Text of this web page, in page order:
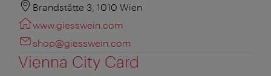
Brandstätte 3, 1010 Wien
www.giesswein.com
shop@giesswein.com
Vienna City Card